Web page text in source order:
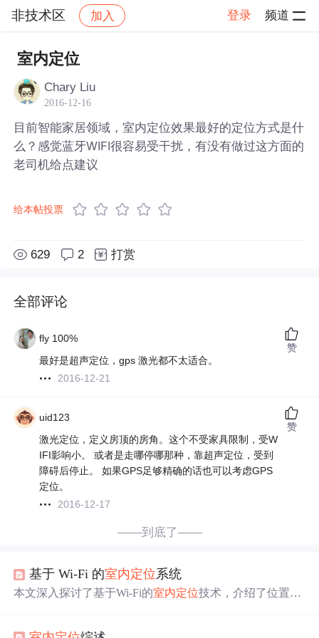
非技术区 加入 登录 频道
社区 非技术区
室内定位
Chary Liu
2016-12-16
目前智能家居领域，室内定位效果最好的定位方式是什
么？感觉蓝牙WIFI很容易受干扰，有没有做过这方面的
老司机给点建议
给本帖投票
629 2 打赏
全部评论
fly 100%
最好是超声定位，gps 激光都不太适合。
2016-12-21
赞
uid123
激光定位，定义房顶的房角。这个不受家具限制，受W
IFI影响小。 或者是走哪停哪那种，靠超声定位，受到
障碍后停止。 如果GPS足够精确的话也可以考虑GPS
定位。
2016-12-17
赞
——到底了——
基于 Wi-Fi 的室内定位系统
本文深入探讨了基于Wi-Fi的室内定位技术，介绍了位置指